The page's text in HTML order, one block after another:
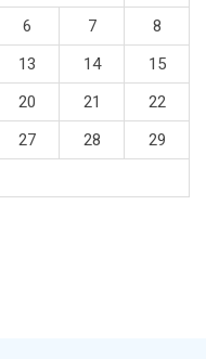
6 7
8
13 14
15
20 21
22
27 28
29